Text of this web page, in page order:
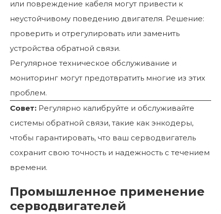
или повреждение кабеля могут привести к
неустойчивому поведению двигателя. Решение:
проверить и отрегулировать или заменить
устройства обратной связи.
Регулярное техническое обслуживание и
мониторинг могут предотвратить многие из этих
проблем.
Совет: Регулярно калибруйте и обслуживайте
системы обратной связи, такие как энкодеры,
чтобы гарантировать, что ваш серводвигатель
сохранит свою точность и надежность с течением
времени.
Промышленное применение
серводвигателей